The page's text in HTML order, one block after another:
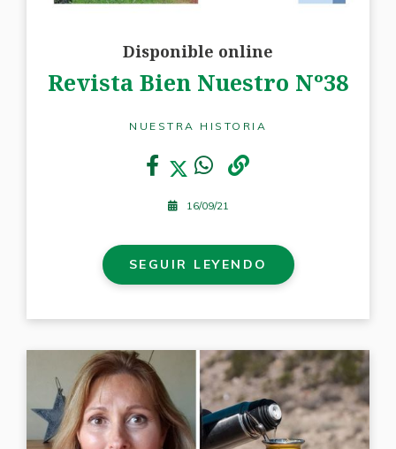
Disponible online
Revista Bien Nuestro Nº38
NUESTRA HISTORIA
16/09/21
SEGUIR LEYENDO